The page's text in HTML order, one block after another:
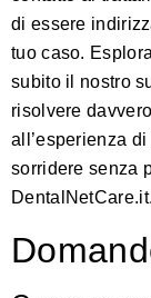
di essere
tuo caso.
subito il nostro
risolvere
all’esperienza
sorridere senza
DentalNetCare.it.